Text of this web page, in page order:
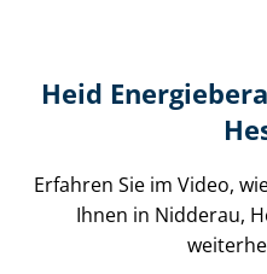
Heid
Erfahren Sie im Video,
Ihnen in Nidderau,